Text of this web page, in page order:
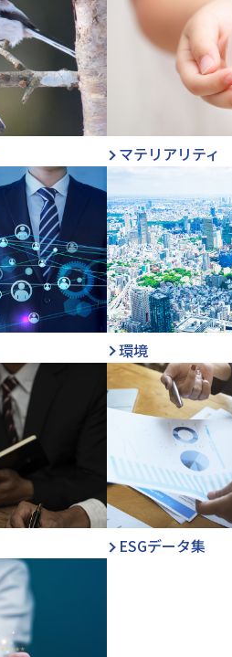
マテリアリティ
環境
ESGデータ集